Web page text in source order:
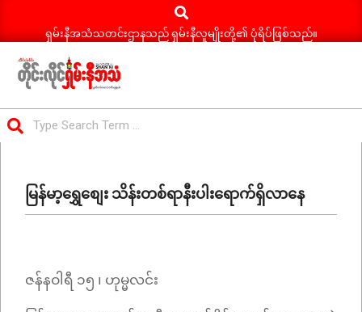
Search
ရှမ်းနီအသံသတင်းဌာနသည် ရှမ်းနီလူမျိုးတို့၏ ပုံရိပ်ဖြစ်သည်။
ရှမ်း
နီ
သတင်း
Menuမြန်မာ့ရွှေစျေး သိန်းတစ်ရာနီးပါးရောက်ရှိလာနေ
ဇန်နဝါရီ ၁၅ ၊ ဟုမ္မလင်း